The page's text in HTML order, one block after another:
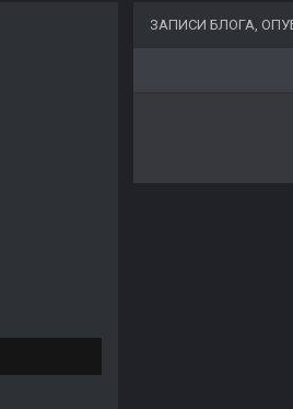
ЗАПИСИ БЛОГА,